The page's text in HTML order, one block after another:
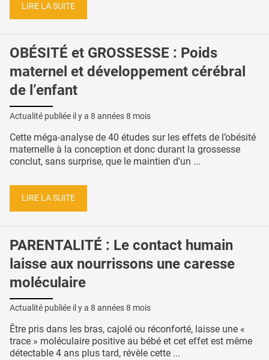
LIRE LA SUITE
OBÉSITÉ et GROSSESSE : Poids
maternel et développement cérébral
de l’enfant
Actualité publiée il y a 8 années 8 mois
Cette méga-analyse de 40 études sur les effets de l’obésité
maternelle à la conception et donc durant la grossesse
conclut, sans surprise, que le maintien d'un ...
LIRE LA SUITE
PARENTALITÉ : Le contact humain
laisse aux nourrissons une caresse
moléculaire
Actualité publiée il y a 8 années 8 mois
Être pris dans les bras, cajolé ou réconforté, laisse une «
trace » moléculaire positive au bébé et cet effet est même
détectable 4 ans plus tard, révèle cette ...